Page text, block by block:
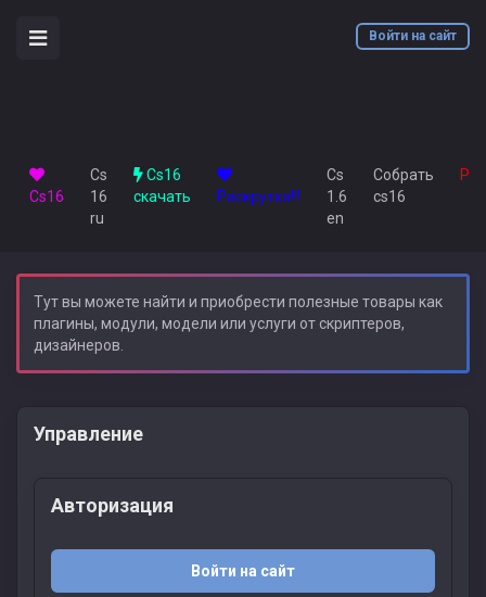
Войти на сайт
Сs16
Cs
16
ru
Cs16
скачать
Раскрутка!!!
Cs
1.6
en
Собрать
cs16
Тут вы можете найти и приобрести полезные товары как
плагины, модули, модели или услуги от скриптеров,
дизайнеров.
Управление
Авторизация
Войти на сайт